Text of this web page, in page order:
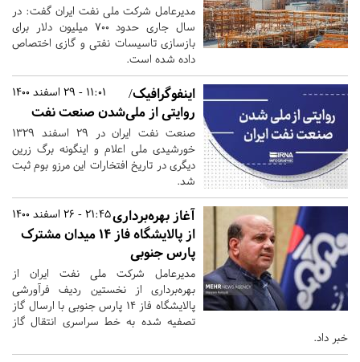
مدیرعامل شرکت ملی نفت ایران گفت: در
سال جاری حدود ۷۰۰ میلیون دلار برای
بازسازی تاسیسات نفتی و گازی اختصاص
داده شده است.
11:01 - 29 اسفند 1400
اینفوگرافیک/
روایتی از ملی‌شدن صنعت نفت
صنعت نفت ایران در ۲۹ اسفند ۱۳۲۹
خورشیدی ملی اعلام و اینگونه برگ زرین
دیگری در تاریخ افتخارات این مرزو بوم ثبت
شد.
21:45 - 26 اسفند 1400آغاز بهره‌برداری
از پالایشگاه فاز ۱۴ میدان مشترک
پارس جنوبی
مدیرعامل شرکت ملی نفت ایران از
بهره‌برداری از نخستین ردیف فرآورشی
پالایشگاه فاز ۱۴ پارس جنوبی با ارسال گاز
تصفیه شده به خط سراسری انتقال گاز
خبر داد.